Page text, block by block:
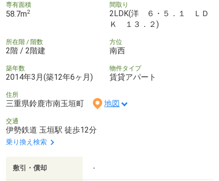
専有面積
58.7m2
間取り
2LDK(洋 ６・５．１ ＬＤ
Ｋ １３．２)
所在階 / 階数
2階 / 2階建
方位
南西
築年数
2014年3月(築12年6ヶ月)
物件タイプ
賃貸アパート
住所
三重県鈴鹿市南玉垣町 地図
交通
伊勢鉄道 玉垣駅 徒歩12分
乗り換え検索
敷引・償却 -